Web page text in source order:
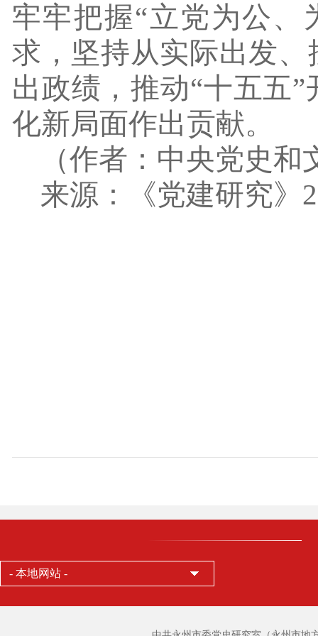
牢牢把握“立党为公、
求，坚持从实际出发
出政绩，推动“十五五
化新局面作出贡献。
（作者：中央党史
来源：《党建研究》
- 本地网站 -